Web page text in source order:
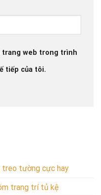
trang web trong trình
tiếp của tôi.
treo tường cực hay
trang trí tủ kệ